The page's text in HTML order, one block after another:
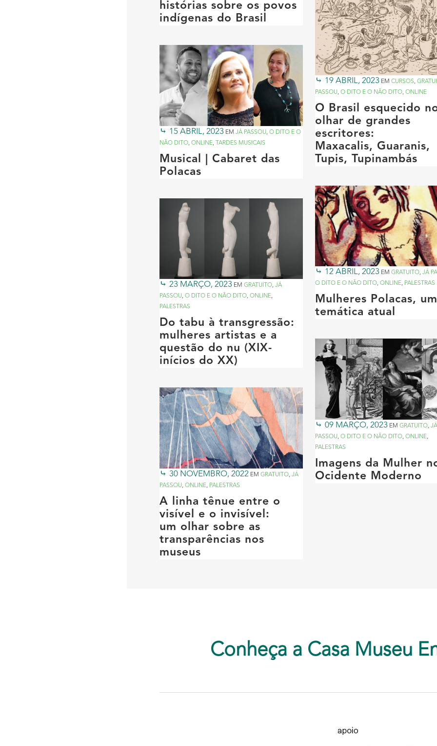
histórias sobre os povos
indígenas do Brasil
19 ABRIL, 2023EM CURSOS,
PASSOU, O DITO E O NÃO DITO, ONLINE
O Brasil esquecido
olhar de grandes
escritores:
Maxacalis, Guaranis,
Tupis, Tupinambás
15 ABRIL, 2023 EM JÁ PASSOU, O DITO E O
NÃO DITO, ONLINE, TARDES MUSICAIS
Musical | Cabaret das
Polacas
12 ABRIL, 2023EM GRATUITO, JÁ
O DITO E O NÃO DITO, ONLINE, PALESTRAS
Mulheres Polacas,
temática atual
23 MARÇO, 2023 EM GRATUITO, JÁ
PASSOU, O DITO E O NÃO DITO, ONLINE,
PALESTRAS
Do tabu à transgressão:
mulheres artistas e a
questão do nu (XIX-
inícios do XX)
09 MARÇO, 2023EM GRATUITO, JÁ
PASSOU, O DITO E O NÃO DITO, ONLINE,
PALESTRAS
Imagens da Mulher
Ocidente Moderno
30 NOVEMBRO, 2022 EM GRATUITO, JÁ
PASSOU, ONLINE, PALESTRAS
A linha tênue entre o
visível e o invisível:
um olhar sobre as
transparências nos
museus
Conheça a Casa Museu